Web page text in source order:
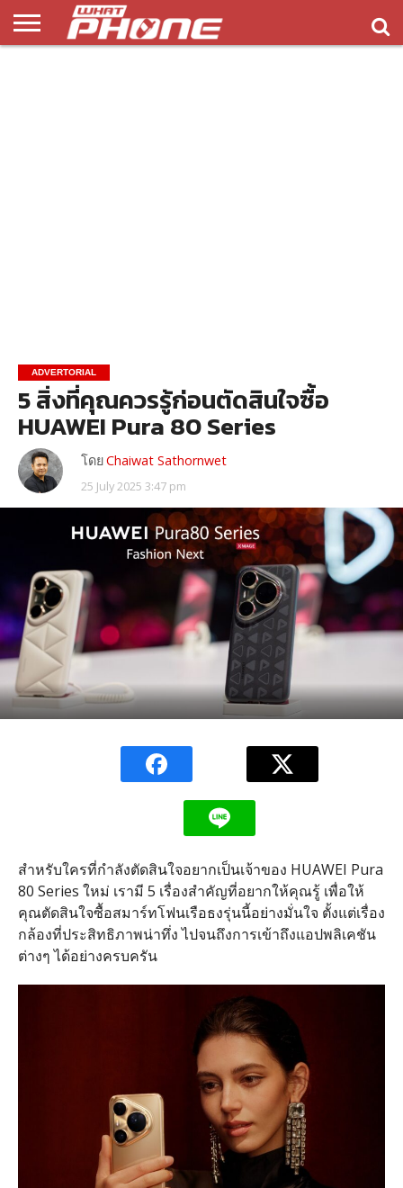
ADVERTORIAL
5 สิ่งที่คุณควรรู้ก่อนตัดสินใจซื้อ
HUAWEI Pura 80 Series
โดยChaiwat Sathornwet
25 July 2025 3:47 pm
สำหรับใครที่กำลังตัดสินใจอยากเป็นเจ้าของ HUAWEI Pura
80 Series ใหม่ เรามี 5 เรื่องสำคัญที่อยากให้คุณรู้ เพื่อให้
คุณตัดสินใจซื้อสมาร์ทโฟนเรือธงรุ่นนี้อย่างมั่นใจ ตั้งแต่เรื่อง
กล้องที่ประสิทธิภาพน่าทึ่ง ไปจนถึงการเข้าถึงแอปพลิเคชัน
ต่างๆ ได้อย่างครบครัน